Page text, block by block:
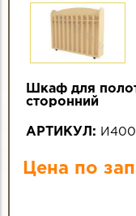
Шкаф для
сторонний
АРТИКУЛ:
Цена по